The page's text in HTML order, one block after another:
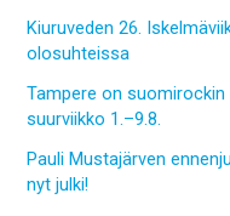
Kiuruveden 26.
olosuhteissa
Tampere on
suurviikko 1.–9.8.
Pauli Mustajärven
nyt julki!